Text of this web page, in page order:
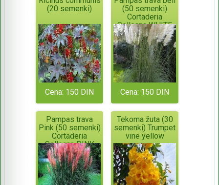
(20 semenki)
Cena: 150 DIN
(50 semenki)
Cortaderia
Selloana WHITE
Cena: 150 DIN
Pampas trava
Pink (50 semenki)
Cortaderia
Selloana PINK
Tekoma žuta (30
semenki) Trumpet
vine yellow